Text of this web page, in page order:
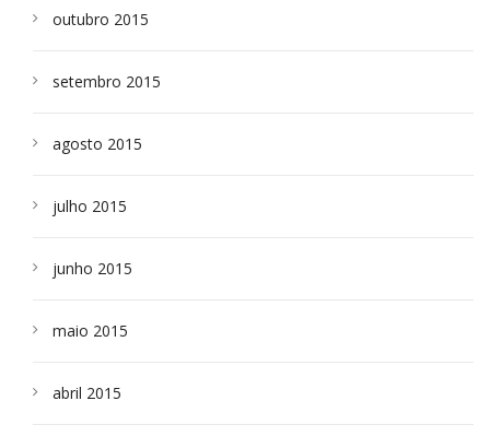
outubro 2015
setembro 2015
agosto 2015
julho 2015
junho 2015
maio 2015
abril 2015